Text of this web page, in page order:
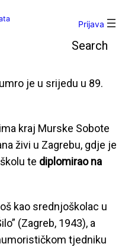
Prijava
je u srijedu u 89.
kraj Murske Sobote
živi u Zagrebu, gdje je
te diplomirao na
kao srednjoškolac u
(Zagreb, 1943), a
tjedniku